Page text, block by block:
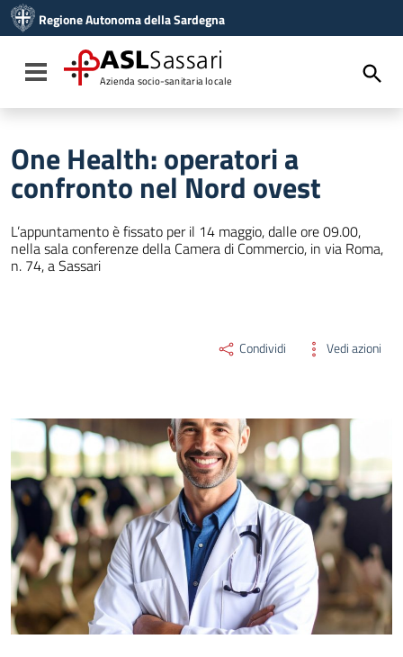
Vai al menu di navigazione
Vai al footer
Regione Autonoma della Sardegna
Toggle navigation
ASLSassari
Azienda socio-sanitaria locale
One Health: operatori a
confronto nel Nord ovest
L’appuntamento è fissato per il 14 maggio, dalle ore 09.00,
nella sala conferenze della Camera di Commercio, in via Roma,
n. 74, a Sassari
Condividi Vedi azioni